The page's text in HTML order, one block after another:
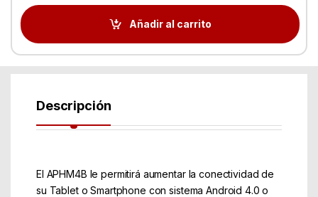
Añadir al carrito
Descripción
El APHM4B le permitirá aumentar la conectividad de
su Tablet o Smartphone con sistema Android 4.0 o